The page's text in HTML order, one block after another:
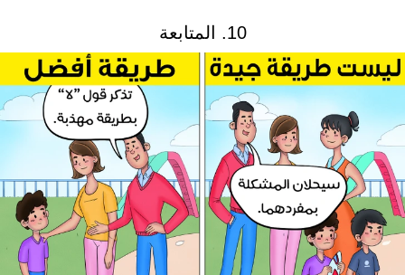
10. المتابعة